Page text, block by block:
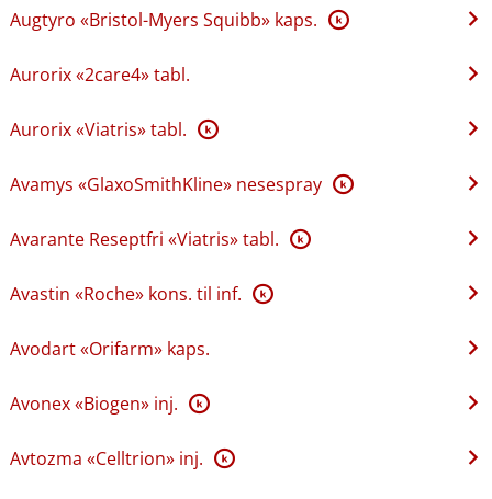
Augtyro «Bristol-Myers Squibb» kaps. K
Aurorix «2care4» tabl.
Aurorix «Viatris» tabl. K
Avamys «GlaxoSmithKline» nesespray K
Avarante Reseptfri «Viatris» tabl. K
Avastin «Roche» kons. til inf. K
Avodart «Orifarm» kaps.
Avonex «Biogen» inj. K
Avtozma «Celltrion» inj. K